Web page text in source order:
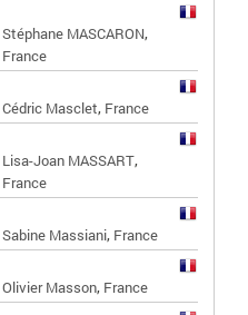
Stéphane MASCARON,
France
Cédric Masclet, France
Lisa-Joan MASSART,
France
Sabine Massiani, France
Olivier Masson, France